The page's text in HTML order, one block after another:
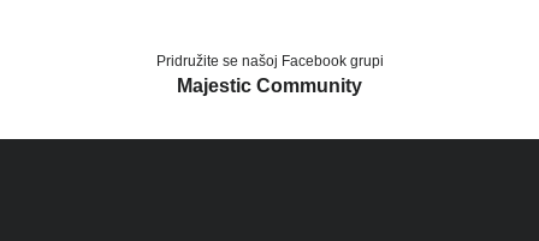
Pridružite se našoj Facebook grupi
Majestic Community